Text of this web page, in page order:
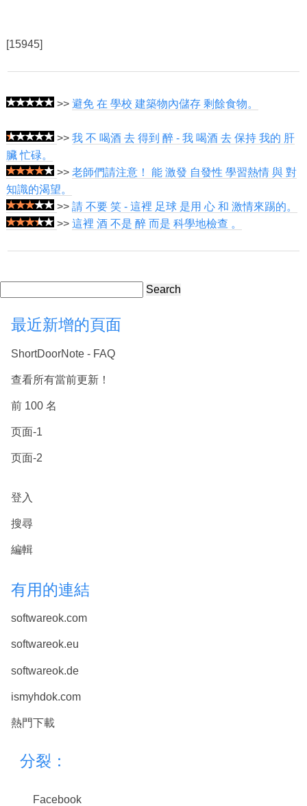
[15945]
>> 避免 在 學校 建築物內儲存 剩餘食物。
>> 我 不 喝酒 去 得到 醉 - 我 喝酒 去 保持 我的 肝
臟 忙碌。
>> 老師們請注意！ 能 激發 自發性 學習熱情 與 對
知識的渴望。
>> 請 不要 笑 - 這裡 足球 是用 心 和 激情來踢的。
>> 這裡 酒 不是 醉 而是 科學地檢查 。
Search
最近新增的頁面
ShortDoorNote - FAQ
查看所有當前更新！
前 100 名
页面-1
页面-2
登入
搜尋
編輯
有用的連結
softwareok.com
softwareok.eu
softwareok.de
ismyhdok.com
熱門下載
分裂：
Facebook